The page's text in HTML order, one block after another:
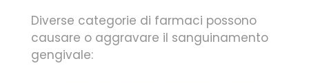
Diverse categorie di farmaci possono
causare o aggravare il sanguinamento
gengivale: